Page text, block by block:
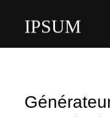
IPSUM